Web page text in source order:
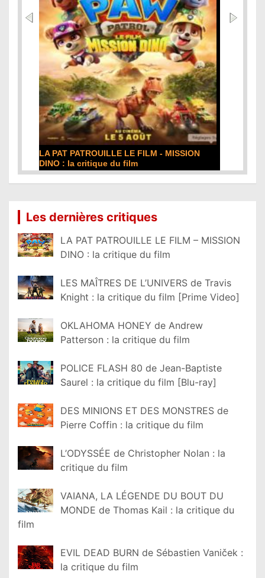
LA PAT PATROUILLE LE FILM - MISSION
DINO : la critique du film
Les dernières critiques
LA PAT PATROUILLE LE FILM – MISSION
DINO : la critique du film
LES MAÎTRES DE L’UNIVERS de Travis
Knight : la critique du film [Prime Video]
OKLAHOMA HONEY de Andrew
Patterson : la critique du film
POLICE FLASH 80 de Jean-Baptiste
Saurel : la critique du film [Blu-ray]
DES MINIONS ET DES MONSTRES de
Pierre Coffin : la critique du film
L’ODYSSÉE de Christopher Nolan : la
critique du film
VAIANA, LA LÉGENDE DU BOUT DU
MONDE de Thomas Kail : la critique du
film
EVIL DEAD BURN de Sébastien Vaniček :
la critique du film